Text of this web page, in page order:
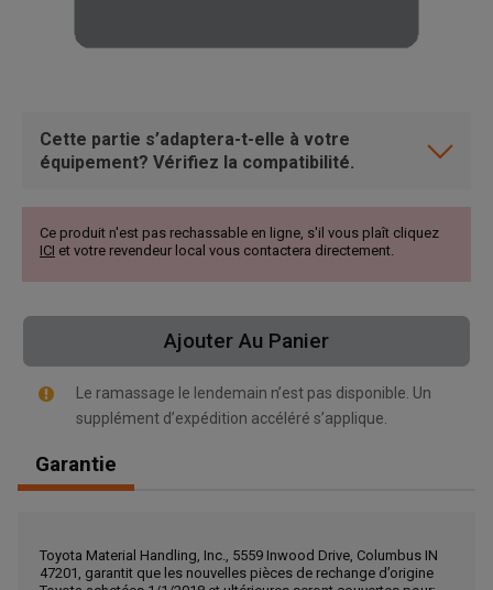
, , ,
Appelez maintenant
Cette partie s’adaptera-t-elle à votre
équipement? Vérifiez la compatibilité.
Ce produit n'est pas rechassable en ligne, s'il vous plaît cliquez
ICI et votre revendeur local vous contactera directement.
Ajouter Au Panier
Le ramassage le lendemain n’est pas disponible. Un
supplément d’expédition accéléré s’applique.
Garantie
Toyota Material Handling, Inc., 5559 Inwood Drive, Columbus IN
47201, garantit que les nouvelles pièces de rechange d’origine